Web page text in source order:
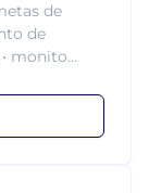
de
de
monito...